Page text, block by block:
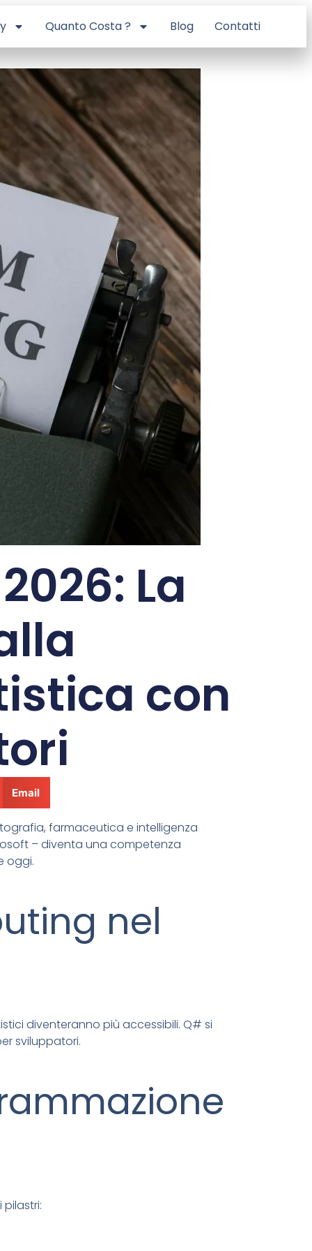
Quanto Costa ? Blog Contatti
La
con
Email
farmaceutica e intelligenza
– diventa una competenza
oggi.
nel
diventeranno più accessibili. Q# si
sviluppatori.